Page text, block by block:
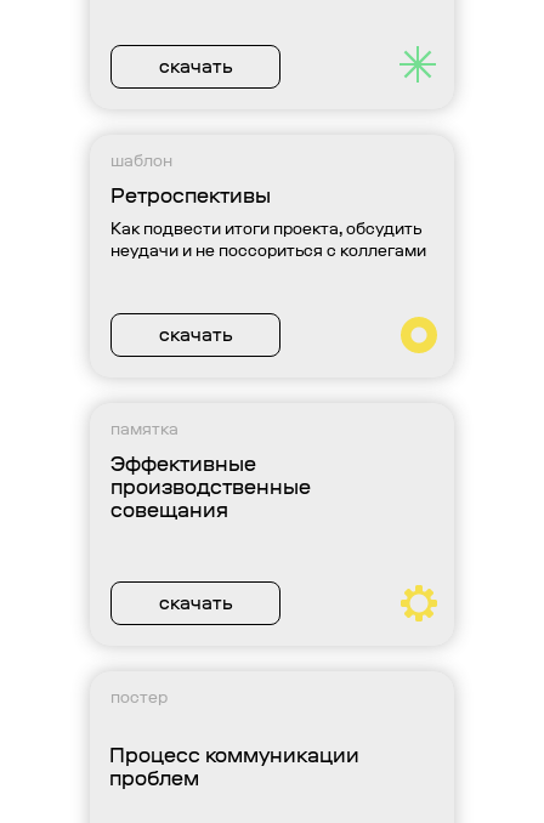
шаблон
скачать
Ретроспективы
Как подвести итоги проекта, обсудить
неудачи и не поссориться с коллегами
постер
Процесс коммуникации
проблем
скачать
памятка
скачать
Эффективные
производственные
совещания